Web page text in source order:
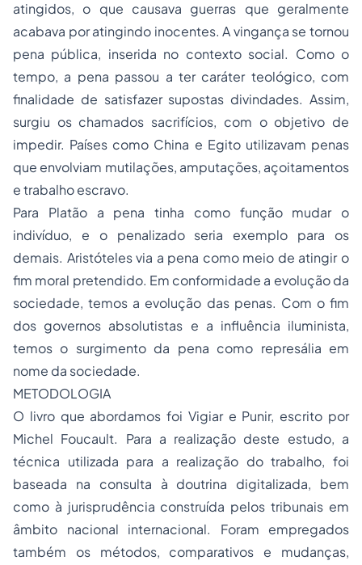
atingidos, o que causava guerras que geralmente
acabava por atingindo inocentes. A vingança se tornou
pena pública, inserida no contexto social. Como o
tempo, a pena passou a ter caráter teológico, com
finalidade de satisfazer supostas divindades. Assim,
surgiu os chamados sacrifícios, com o objetivo de
impedir. Países como China e Egito utilizavam penas
que envolviam mutilações, amputações, açoitamentos
e trabalho escravo.
Para Platão a pena tinha como função mudar o
indivíduo, e o penalizado seria exemplo para os
demais. Aristóteles via a pena como meio de atingir o
fim moral pretendido. Em conformidade a evolução da
sociedade, temos a evolução das penas. Com o fim
dos governos absolutistas e a influência iluminista,
temos o surgimento da pena como represália em
nome da sociedade.
METODOLOGIA
O livro que abordamos foi Vigiar e Punir, escrito por
Michel Foucault. Para a realização deste estudo, a
técnica utilizada para a realização do trabalho, foi
baseada na consulta à doutrina digitalizada, bem
como à jurisprudência construída pelos tribunais em
âmbito nacional internacional. Foram empregados
também os métodos, comparativos e mudanças,